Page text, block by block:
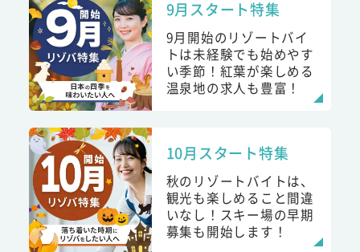
9月スタート特集
9月開始のリゾートバイ
トは未経験でも始めやす
い季節！紅葉が楽しめる
温泉地の求人も豊富！
10月スタート特集
秋のリゾートバイトは、
観光も楽しめること間違
いなし！スキー場の早期
募集も開始します！